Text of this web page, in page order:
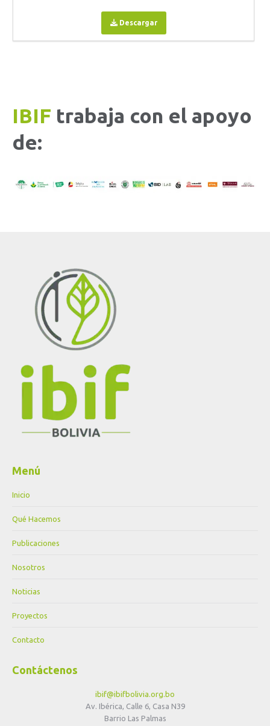
Descargar
IBIF trabaja con el apoyo
de:
Menú
Inicio
Qué Hacemos
Publicaciones
Nosotros
Noticias
Proyectos
Contacto
Contáctenos
ibif@ibifbolivia.org.bo
Av. Ibérica, Calle 6, Casa N39
Barrio Las Palmas